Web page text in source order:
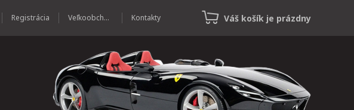
Registrácia Veľkoobchod Kontakty Váš košík je prázdny